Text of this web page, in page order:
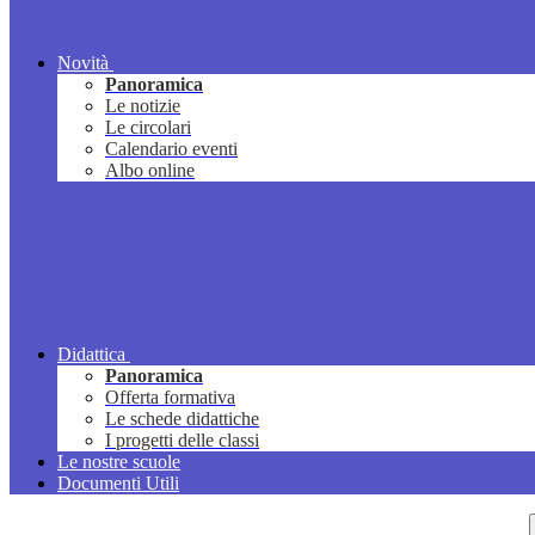
Novità
Panoramica
Le notizie
Le circolari
Calendario eventi
Albo online
Didattica
Panoramica
Offerta formativa
Le schede didattiche
I progetti delle classi
Le nostre scuole
Documenti Utili